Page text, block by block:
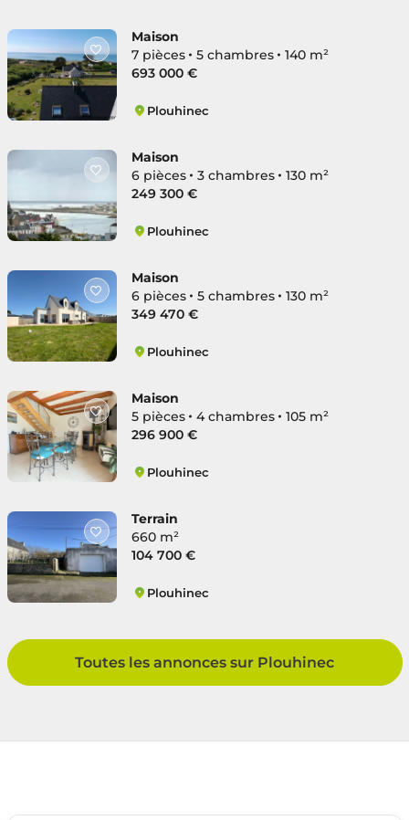
Maison
7 pièces
5 chambres
140 m²
693 000 €
Plouhinec
Maison
6 pièces
3 chambres
130 m²
249 300 €
Plouhinec
Maison
6 pièces
5 chambres
130 m²
349 470 €
Plouhinec
Maison
5 pièces
4 chambres
105 m²
296 900 €
Plouhinec
Terrain
660 m²
104 700 €
Plouhinec
Toutes les annonces sur Plouhinec